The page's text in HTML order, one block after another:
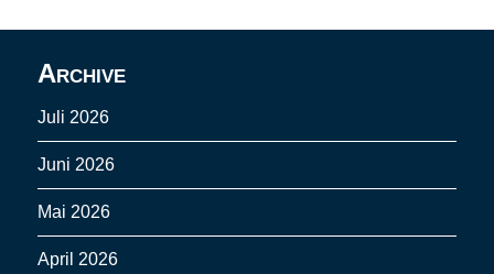
Archive
Juli 2026
Juni 2026
Mai 2026
April 2026